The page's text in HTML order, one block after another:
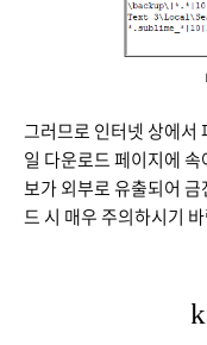
그러므로 인터넷 상에서
일 다운로드 페이지에
보가 외부로 유출되어
드 시 매우 주의하시기